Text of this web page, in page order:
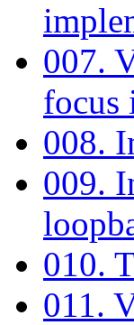
007.
focus
008.
009.
010.
011.